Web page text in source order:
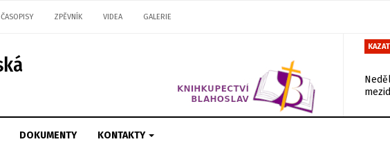
ČASOPISY ZPĚVNÍK VIDEA GALERIE
DOKUMENTY KONTAKTY